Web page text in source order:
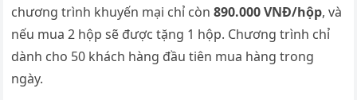
chương trình khuyến mại chỉ còn890.000 VNĐ/hộp, và
nếu mua 2 hộp sẽ được tặng 1 hộp. Chương trình chỉ
dành cho 50 khách hàng đầu tiên mua hàng trong
ngày.